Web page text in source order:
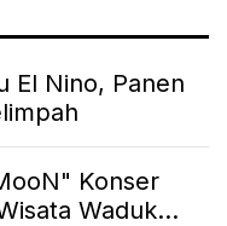
El Nino, Panen
Konser
Waduk...